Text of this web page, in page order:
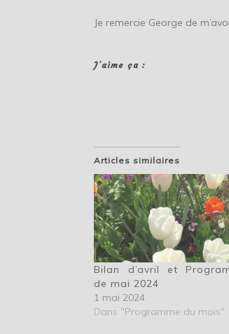
Je remercie George de
J’aime ça :
Articles similaires
Bilan d’avril et
de mai 2024
1 mai 2024
Dans "Programme du mois"